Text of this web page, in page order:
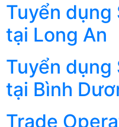
Tuyển dụng
tại Long An
Tuyển dụng
tại Bình
Trade